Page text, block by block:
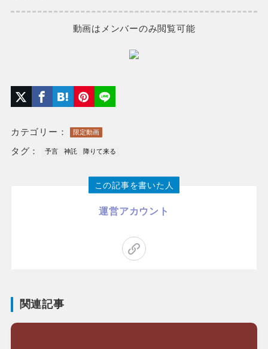
動画はメンバーのみ閲覧可能
カテゴリー： 限定動画
タグ： 予言 神託 降りて来る
この記事を書いた人
運営アカウント
関連記事